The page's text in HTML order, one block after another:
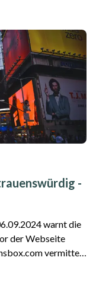
-
der Webseite